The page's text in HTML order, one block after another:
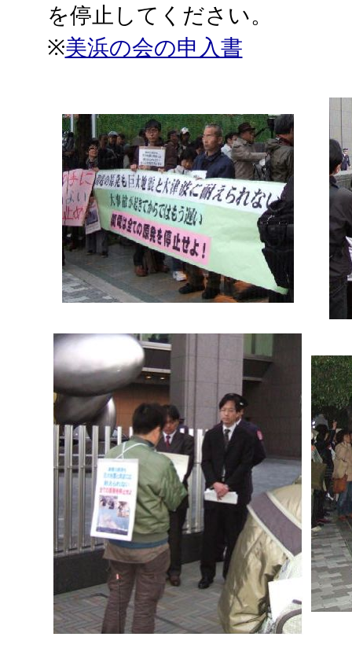
を停止してください。
※美浜の会の申入書